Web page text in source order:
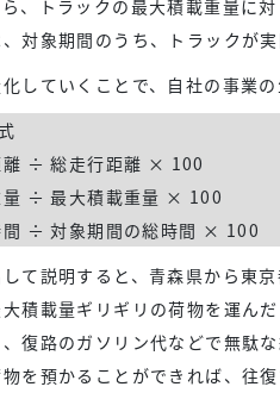
、トラックの最大積載重量に
対象期間のうち、トラックが
していくことで、自社の事業
離 ÷ 総走行距離 × 100
量 ÷ 最大積載重量 × 100
間 ÷ 対象期間の総時間 × 100
て説明すると、青森県から東
積載量ギリギリの荷物を運ん
復路のガソリン代などで無駄
を預かることができれば、往